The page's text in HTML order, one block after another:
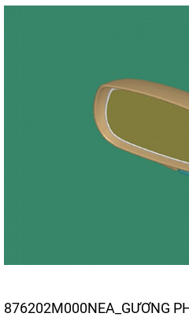
876202M000NEA_GƯƠNG